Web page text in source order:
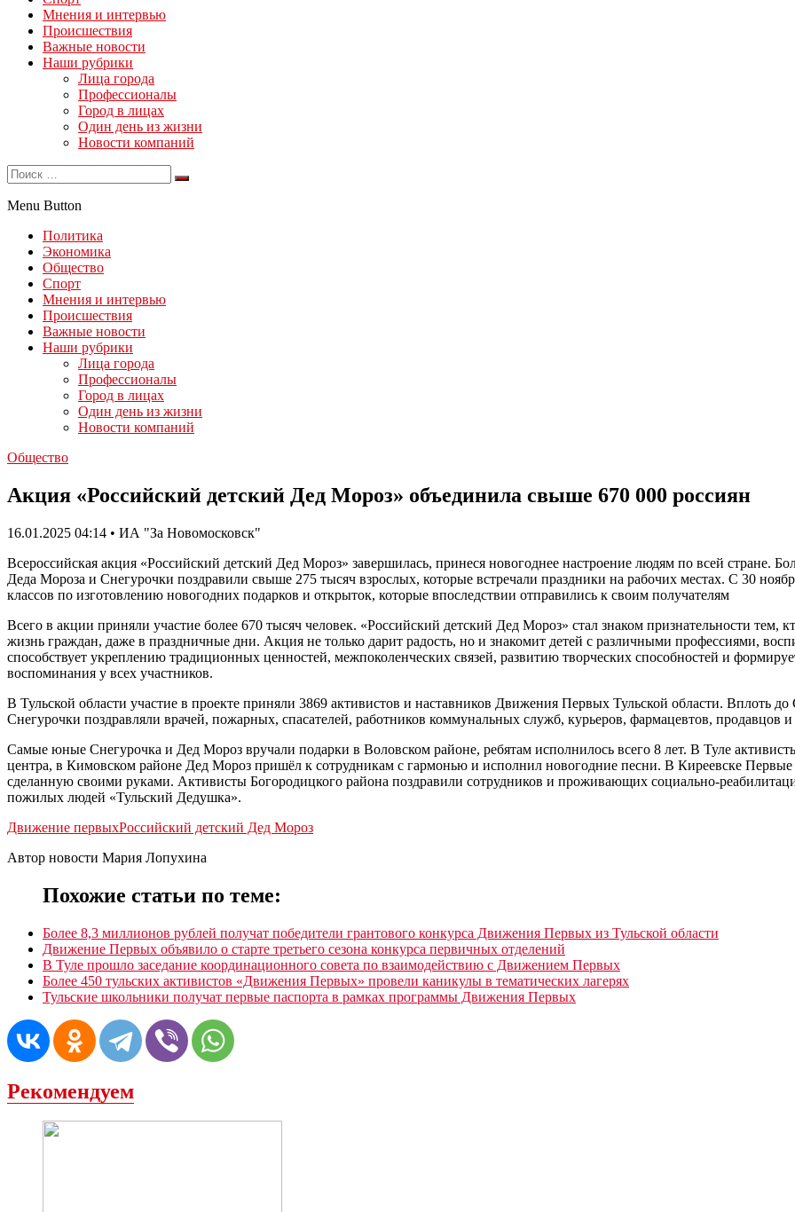
Мнения и интервью
Происшествия
Важные новости
Наши рубрики
Лица города
Профессионалы
Город в лицах
Один день из жизни
Новости компаний
Menu Button
Политика
Экономика
Общество
Спорт
Мнения и интервью
Происшествия
Важные новости
Наши рубрики
Лица города
Профессионалы
Город в лицах
Один день из жизни
Новости компаний
Общество
Акция «Российский детский Дед Мороз» объединила свыше 670 000 россиян
16.01.2025 04:14 • ИА "За Новомосковск"
Всероссийская акция «Российский детский Дед Мороз» завершилась, принеся новогоднее настроение людям по всей стране.
Деда Мороза и Снегурочки поздравили свыше 275 тысяч взрослых, которые встречали праздники на рабочих местах. С 30
классов по изготовлению новогодних подарков и открыток, которые впоследствии отправились к своим получателям
Всего в акции приняли участие более 670 тысяч человек. «Российский детский Дед Мороз» стал знаком признательности тем,
жизнь граждан, даже в праздничные дни. Акция не только дарит радость, но и знакомит детей с различными профессиями,
способствует укреплению традиционных ценностей, межпоколенческих связей, развитию творческих способностей и
воспоминания у всех участников.
В Тульской области участие в проекте приняли 3869 активистов и наставников Движения Первых Тульской области. Вплоть
Снегурочки поздравляли врачей, пожарных, спасателей, работников коммунальных служб, курьеров, фармацевтов, продавцов
Самые юные Снегурочка и Дед Мороз вручали подарки в Воловском районе, ребятам исполнилось всего 8 лет. В Туле
центра, в Кимовском районе Дед Мороз пришёл к сотрудникам с гармонью и исполнил новогодние песни. В Киреевске
сделанную своими руками. Активисты Богородицкого района поздравили сотрудников и проживающих социально-
пожилых людей «Тульский Дедушка».
Движение первыхРоссийский детский Дед Мороз
Автор новости Мария Лопухина
Похожие статьи по теме:
Более 8,3 миллионов рублей получат победители грантового конкурса Движения Первых из Тульской области
Движение Первых объявило о старте третьего сезона конкурса первичных отделений
В Туле прошло заседание координационного совета по взаимодействию с Движением Первых
Более 450 тульских активистов «Движения Первых» провели каникулы в тематических лагерях
Тульские школьники получат первые паспорта в рамках программы Движения Первых
Рекомендуем